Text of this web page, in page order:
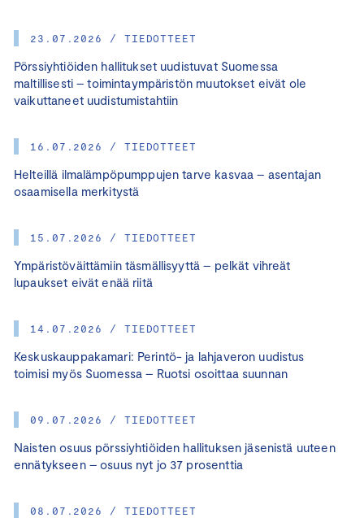
23.07.2026 / TIEDOTTEET
Pörssiyhtiöiden hallitukset uudistuvat Suomessa
maltillisesti – toimintaympäristön muutokset eivät ole
vaikuttaneet uudistumistahtiin
16.07.2026 / TIEDOTTEET
Helteillä ilmalämpöpumppujen tarve kasvaa – asentajan
osaamisella merkitystä
15.07.2026 / TIEDOTTEET
Ympäristöväittämiin täsmällisyyttä – pelkät vihreät
lupaukset eivät enää riitä
14.07.2026 / TIEDOTTEET
Keskuskauppakamari: Perintö- ja lahjaveron uudistus
toimisi myös Suomessa – Ruotsi osoittaa suunnan
09.07.2026 / TIEDOTTEET
Naisten osuus pörssiyhtiöiden hallituksen jäsenistä uuteen
ennätykseen – osuus nyt jo 37 prosenttia
08.07.2026 / TIEDOTTEET